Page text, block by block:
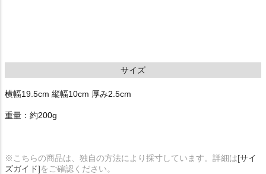
サイズ
横幅19.5cm 縦幅10cm 厚み2.5cm
重量：約200g
※こちらの商品は、独自の方法により採寸しています。詳細は[サイ
ズガイド]をご確認ください。